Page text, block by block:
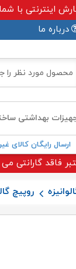
۰۲۱۷۹۱۹۳ تماس حاصل
درباره ما
بهداشتی
ارسال رایگان کالای غیرحجیم
فاقد گارانتی
روپیچ